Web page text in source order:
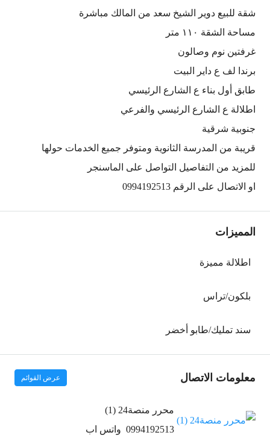
شقة للبيع دوير الشيخ سعد من المالك مباشرة
مساحة الشقة ١١٠ متر
غرفتين نوم وصالون
برندا لف ع داير البيت
طابق أول بناء ع الشارع الرئيسي
اطلالة ع الشارع الرئيسي والفرعي
جنوبية شرقية
قريبة من المدرسة الثانوية ومتوفر جميع الخدمات حولها
للمزيد من التفاصيل التواصل على الماسنجر
او الاتصال على الرقم 0994192513
المميزات
اطلالة مميزة
بلكون/تراس
سند تمليك/طابو أخضر
معلومات الاتصال عرض القوائم
محرر منصة24 (1)
0994192513 واتس اب